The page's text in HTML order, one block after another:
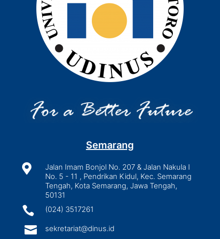
Semarang

Jalan Imam Bonjol No. 207 & Jalan Nakula I
No. 5 - 11 , Pendrikan Kidul, Kec. Semarang
Tengah, Kota Semarang, Jawa Tengah,
50131
 (024) 3517261
 sekretariat@dinus.id